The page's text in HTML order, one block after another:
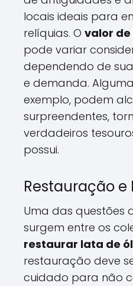
locais ideais para
relíquias. O valor
pode variar
dependendo de
e demanda.
exemplo, podem
surpreendentes,
verdadeiros
possui.
Restauração
Uma das questões
surgem entre os
restaurar lata de
restauração deve
cuidado para não